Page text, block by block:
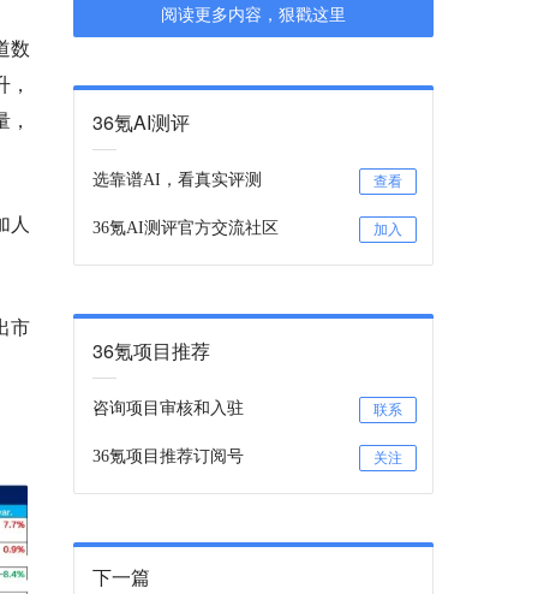
数
，
人
市
阅读更多内容，狠戳这里
36氪AI测评
选靠谱AI，看真实评测 查看
36氪AI测评官方交流社区 加入
36氪项目推荐
咨询项目审核和入驻 联系
36氪项目推荐订阅号 关注
下一篇